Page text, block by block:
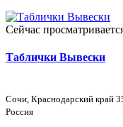
Сейчас
Таблички Вывески
Сочи, Краснодарский край
Россия